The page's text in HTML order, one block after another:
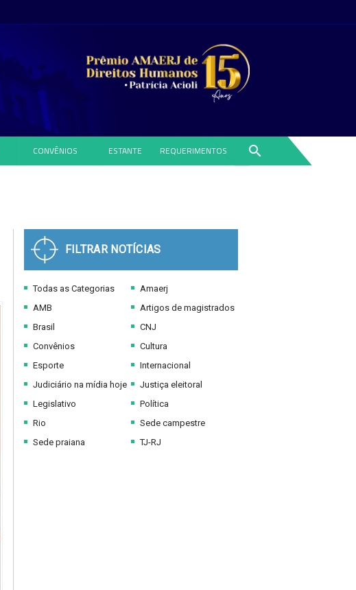
CONVÊNIOS ESTANTE REQUERIMENTOS search
FILTRAR NOTÍCIAS
Todas as Categorias
AMB
Brasil
Convênios
Esporte
Judiciário na mídia hoje
Legislativo
Rio
Sede praiana
Amaerj
Artigos de magistrados
CNJ
Cultura
Internacional
Justiça eleitoral
Política
Sede campestre
TJ-RJ